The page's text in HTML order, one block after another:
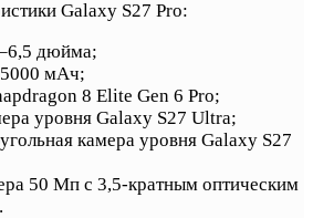
Galaxy S27 Pro:
дюйма;
5000 мАч;
8 Elite Gen 6 Pro;
уровня Galaxy S27 Ultra;
камера уровня Galaxy S27
50 Мп с 3,5-кратным оптическим